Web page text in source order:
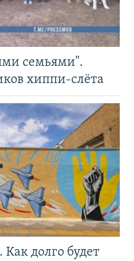
семьями".
хиппи-слёта
долго будет